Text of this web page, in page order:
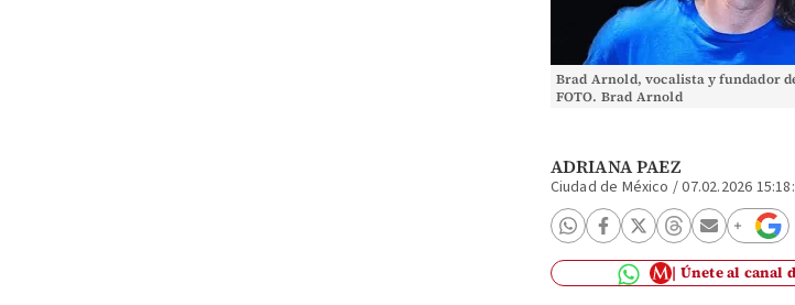
Brad Arnold, vocalista y fundador
FOTO. Brad Arnold
ADRIANA PAEZ
Ciudad de México /07.02.2026
Únete al canal